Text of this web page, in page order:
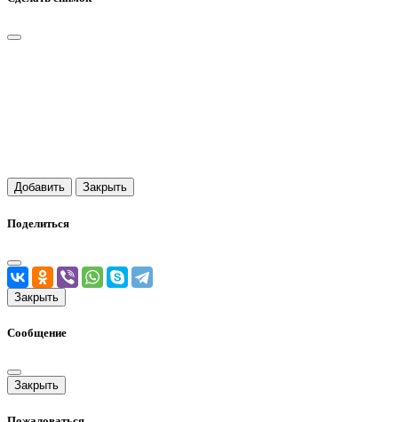
Добавить Закрыть
Поделиться
Закрыть
Сообщение
Закрыть